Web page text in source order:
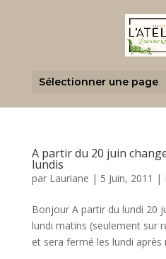
Sélectionner une page
A partir du 20 juin
lundis
par Lauriane | 5 Juin, 2011 |
Bonjour A partir du lundi 20
lundi matins (seulement sur
et sera fermé les lundi après